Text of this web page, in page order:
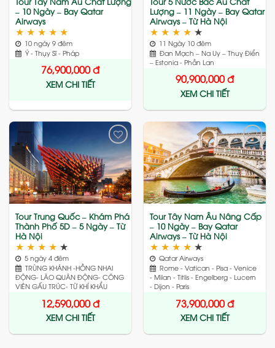
– 10 Ngày – Bay Qatar
Airways
★ ★ ★ ★ ★
10 ngày 9 đêm
Ý - Thụy Sĩ - Pháp
76,900,000đ
XEM CHI TIẾT
Lượng – 11 Ngày – Bay Qatar
Airways – Từ Hà Nội
★ ★ ★ ★ ★
11 Ngày 10 đêm
Đan Mạch – Na Uy – Thuỵ Điển
– Estonia - Phần Lan
90,900,000đ
XEM CHI TIẾT
Add
to
wishlist
Tour Trung Quốc – Khám Phá
Thành Phố 5D – 5 Ngày – Từ
Hà Nội
★ ★ ★ ★ ★
5 ngày 4 đêm
TRÙNG KHÁNH -HỒNG NHAI
ĐỘNG- LÃO QUÂN ĐỘNG- CÔNG
VIÊN GẤU TRÚC- TỪ KHÍ KHẨU
12,590,000đ
XEM CHI TIẾT
Add
to
wishlist
Tour Tây Nam Âu Nâng Cấp
– 10 Ngày – Bay Qatar
Airways – Từ Hà Nội
★ ★ ★ ★ ★
Qatar Airways
Rome - Vatican - Pisa - Venice
- Milan - Titlis - Engelberg - Lucern
- Dijon - Paris
73,900,000đ
XEM CHI TIẾT